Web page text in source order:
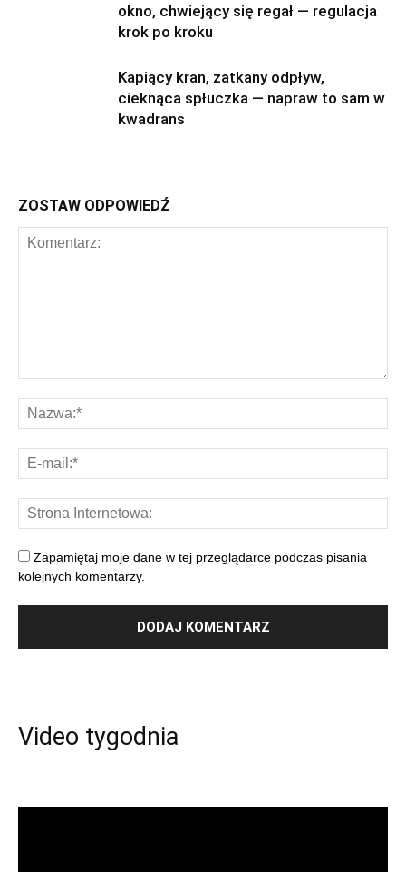
okno, chwiejący się regał — regulacja
krok po kroku
Kapiący kran, zatkany odpływ,
cieknąca spłuczka — napraw to sam w
kwadrans
ZOSTAW ODPOWIEDŹ
Zapamiętaj moje dane w tej przeglądarce podczas pisania
kolejnych komentarzy.
Video tygodnia